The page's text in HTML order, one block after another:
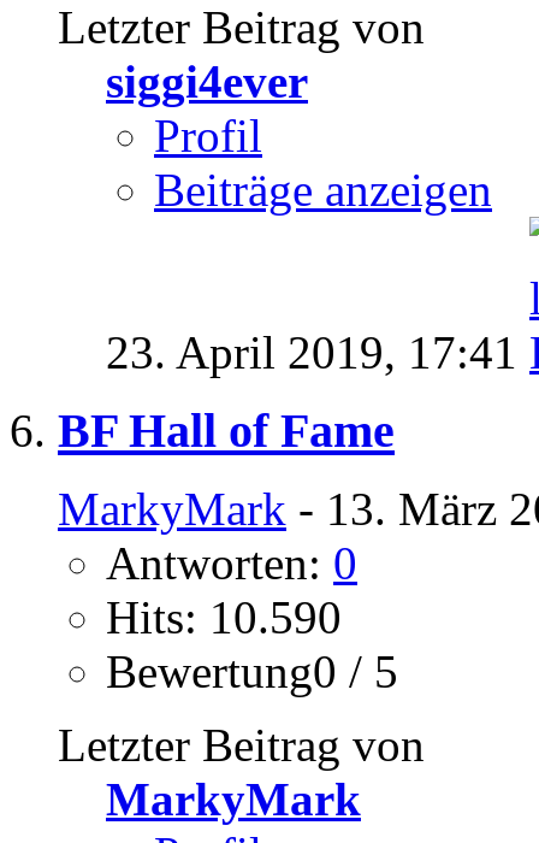
Letzter Beitrag von
siggi4ever
Profil
Beiträge anzeigen
23. April 2019, 17:41
BF Hall of Fame
MarkyMark - 13. März
Antworten: 0
Hits: 10.590
Bewertung0 / 5
Letzter Beitrag von
MarkyMark